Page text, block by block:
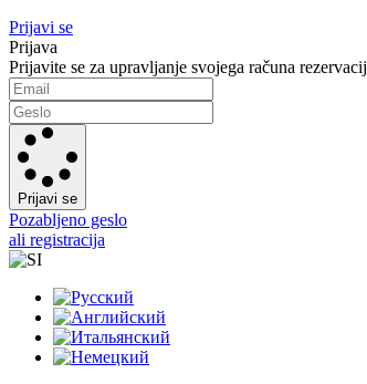
Prijavi se
Prijava
Prijavite se za upravljanje svojega računa rezervacij
Prijavi se
Pozabljeno geslo
ali registracija